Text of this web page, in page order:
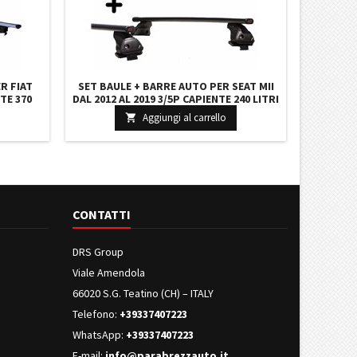
FIAT
370
SET BAULE + BARRE AUTO PER SEAT MII
DAL 2012 AL 2019 3/5P CAPIENTE 240 LITRI
COLORE NERO CON CHIAVE BARRE 127 CM
+ KIT ATTACCHI
 Aggiungi al carrello
CONTATTI
DRS Group
Viale Amendola
66020 S.G. Teatino (CH) – ITALY
Telefono: +39337407223
WhatsApp: +39337407223